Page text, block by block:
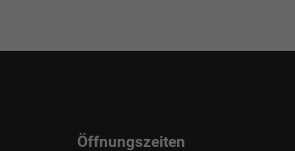
Öffnungszeiten